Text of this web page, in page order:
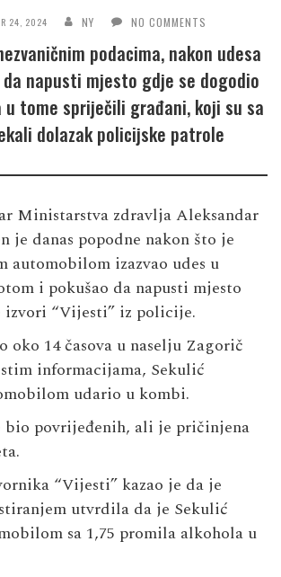
24, 2024 NY NO COMMENTS
podacima, nakon udesa
da napusti mjesto gdje se dogodio
u tome spriječili građani, koji su sa
dolazak policijske patrole
Ministarstva zdravlja Aleksandar
je danas popodne nakon što je
automobilom izazvao udes u
i pokušao da napusti mjesto
izvori “Vijesti” iz policije.
oko 14 časova u naselju Zagorič
informacijama, Sekulić
udario u kombi.
povrijeđenih, ali je pričinjena
“Vijesti” kazao je da je
utvrdila da je Sekulić
sa 1,75 promila alkohola u